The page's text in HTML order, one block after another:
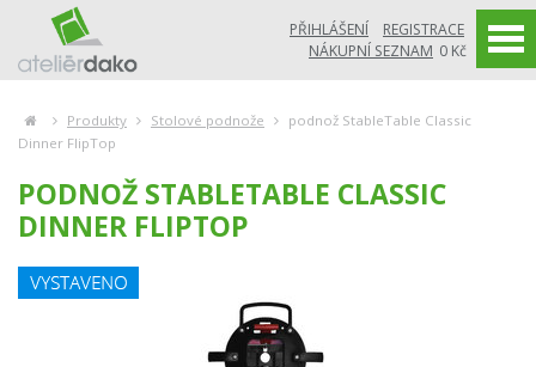
PŘIHLÁŠENÍ
REGISTRACE
NÁKUPNÍ SEZNAM 0 Kč
Produkty Stolové podnože
podnož StableTable Classic
Dinner FlipTop
PODNOŽ STABLETABLE CLASSIC
DINNER FLIPTOP